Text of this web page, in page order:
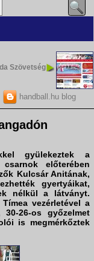
Szövetség
handball.hu blog
gyülekeztek a
előterében
Kulcsár Anitának,
gyertyáikat,
nélkül a látványt.
vezérletével a
26-os győzelmet
is megmérkőztek